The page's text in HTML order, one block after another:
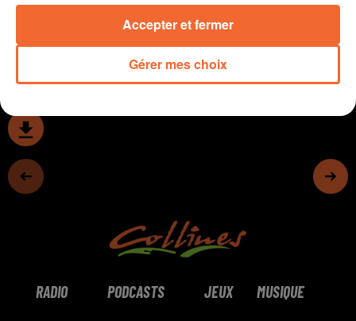
RADIO PODCASTS JEUX MUSIQUE
Gérer mes choix
Accepter et fermer